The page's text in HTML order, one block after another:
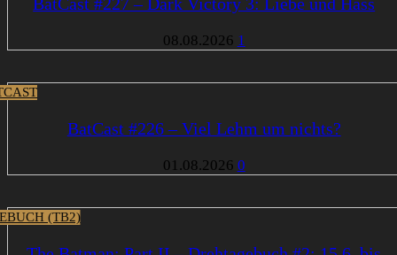
08.08.2026 1
BatCast #226 – Viel Lehm um nichts?
01.08.2026 0
(TB2)